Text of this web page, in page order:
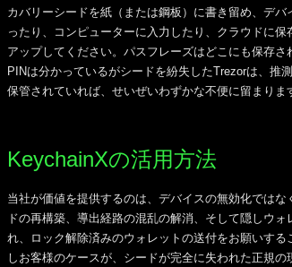
カバリーシードを紙（または鋼板）に書き留め、デ
ったり、コンピューターに入力したり、クラウドに
アップしてください。パスフレーズはどこにも保存
PINは分かっているがシードを紛失したTrezorは、推
保管されていれば、せいぜいわずかな不便に留まりま
KeychainXの活用方法
当社が価値を提供するのは、デバイスの無効化では
ドの再構築、導出経路の混乱の解消、そして隠しウ
れ、ロック解除済みのウォレットの送付をお願いす
しお客様のケースが、シードが完全に失われた正規